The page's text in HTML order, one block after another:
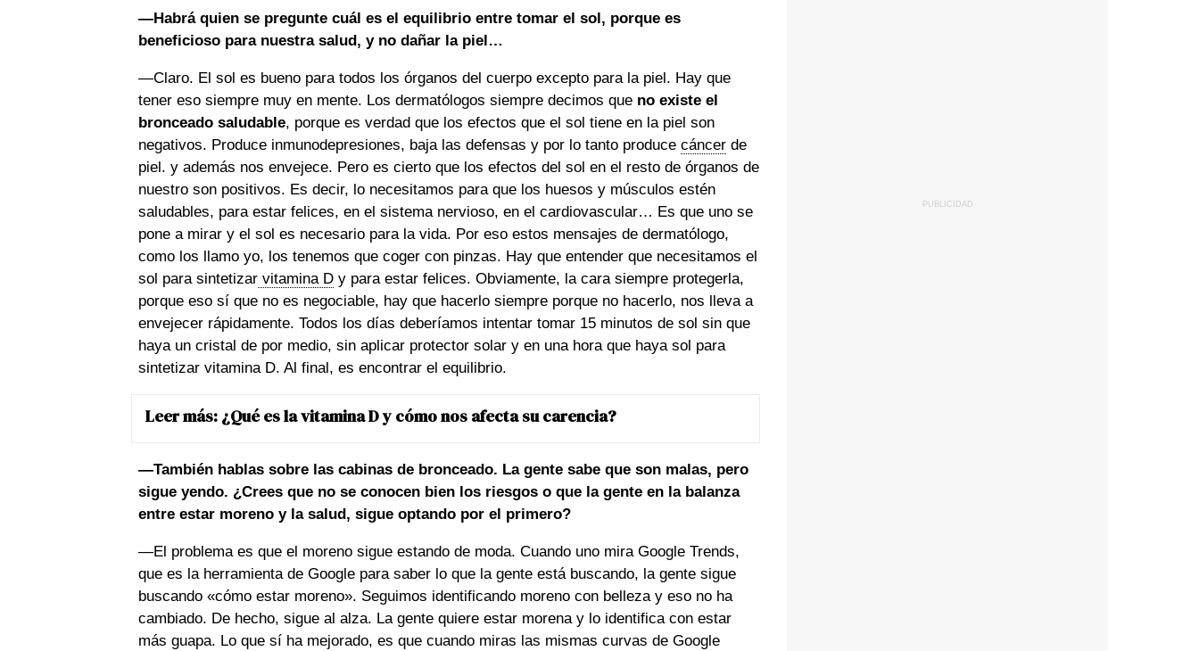
—Habrá quien se pregunte cuál es el equilibrio entre tomar el sol, porque es
beneficioso para nuestra salud, y no dañar la piel…
—Claro. El sol es bueno para todos los órganos del cuerpo excepto para la piel. Hay que
tener eso siempre muy en mente. Los dermatólogos siempre decimos que no existe el
bronceado saludable, porque es verdad que los efectos que el sol tiene en la piel son
negativos. Produce inmunodepresiones, baja las defensas y por lo tanto produce cáncerde
piel. y además nos envejece. Pero es cierto que los efectos del sol en el resto de órganos de
nuestro son positivos. Es decir, lo necesitamos para que los huesos y músculos estén
saludables, para estar felices, en el sistema nervioso, en el cardiovascular… Es que uno se
pone a mirar y el sol es necesario para la vida. Por eso estos mensajes de dermatólogo,
como los llamo yo, los tenemos que coger con pinzas. Hay que entender que necesitamos el
sol para sintetizarvitamina Dy para estar felices. Obviamente, la cara siempre protegerla,
porque eso sí que no es negociable, hay que hacerlo siempre porque no hacerlo, nos lleva a
envejecer rápidamente. Todos los días deberíamos intentar tomar 15 minutos de sol sin que
haya un cristal de por medio, sin aplicar protector solar y en una hora que haya sol para
sintetizar vitamina D. Al final, es encontrar el equilibrio.
Leer más: ¿Qué es la vitamina D y cómo nos afecta su carencia?
—También hablas sobre las cabinas de bronceado. La gente sabe que son malas, pero
sigue yendo. ¿Crees que no se conocen bien los riesgos o que la gente en la balanza
entre estar moreno y la salud, sigue optando por el primero?
—El problema es que el moreno sigue estando de moda. Cuando uno mira Google Trends,
que es la herramienta de Google para saber lo que la gente está buscando, la gente sigue
buscando «cómo estar moreno». Seguimos identificando moreno con belleza y eso no ha
cambiado. De hecho, sigue al alza. La gente quiere estar morena y lo identifica con estar
más guapa. Lo que sí ha mejorado, es que cuando miras las mismas curvas de Google